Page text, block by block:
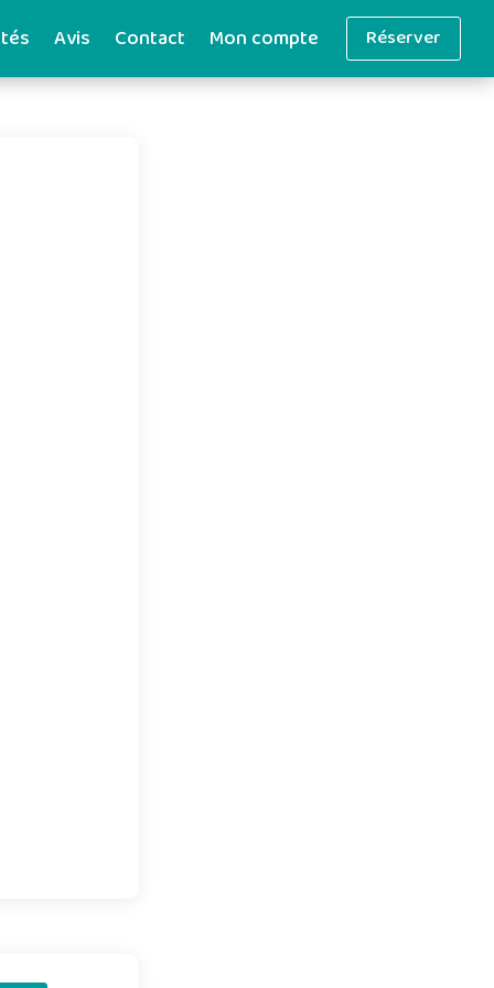
Avis Contact Mon compte Réserver